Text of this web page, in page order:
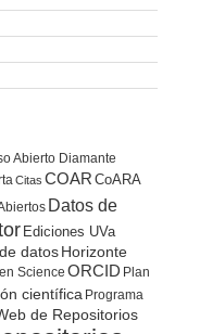
Abierto Diamante
Citas COAR CoARA
Datos de
Ediciones UVa
datosHorizonte
Science ORCID Plan
científica Programa
de Repositorios